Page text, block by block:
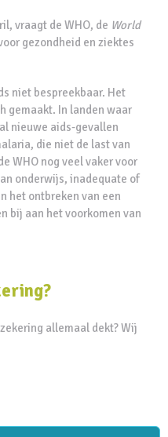
vraagt de WHO, de World
gezondheid en ziektes
niet bespreekbaar. Het
gemaakt. In landen waar
nieuwe aids-gevallen
die niet de last van
WHO nog veel vaker voor
onderwijs, inadequate of
het ontbreken van een
bij aan het voorkomen van
allemaal dekt? Wij